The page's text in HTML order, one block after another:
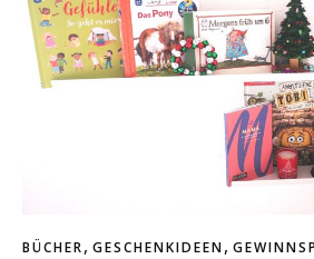
BÜCHER, GESCHENKIDEEN,